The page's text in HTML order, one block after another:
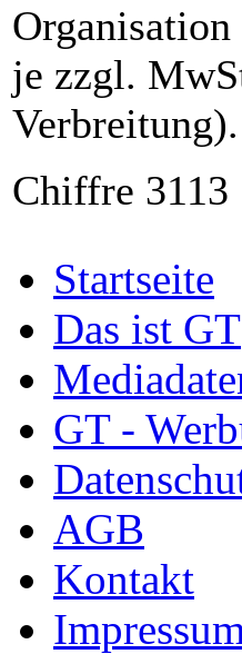
Organisation
je zzgl.
Verbreitung).
Chiffre 3113
Startseite
Das ist GT
GT -
AGB
Kontakt